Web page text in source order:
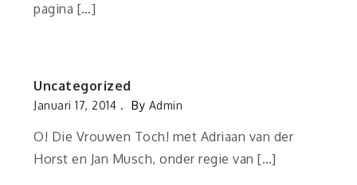
pagina […]
Uncategorized
Januari 17, 2014 By Admin
O! Die Vrouwen Toch! met Adriaan van der
Horst en Jan Musch, onder regie van […]